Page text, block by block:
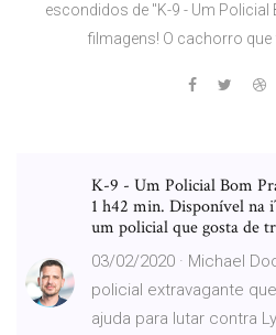
escondidos de "K-9 - Um
filmagens! O cachorro
K-9 - Um Policial Bom
1 h42 min. Disponível na
um policial que gosta de
03/02/2020 · Michael
policial extravagante
ajuda para lutar contra